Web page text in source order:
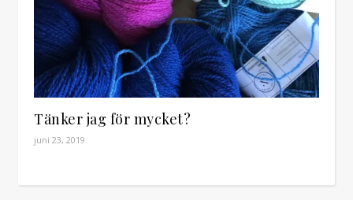
Tänker jag för mycket?
juni 23, 2019